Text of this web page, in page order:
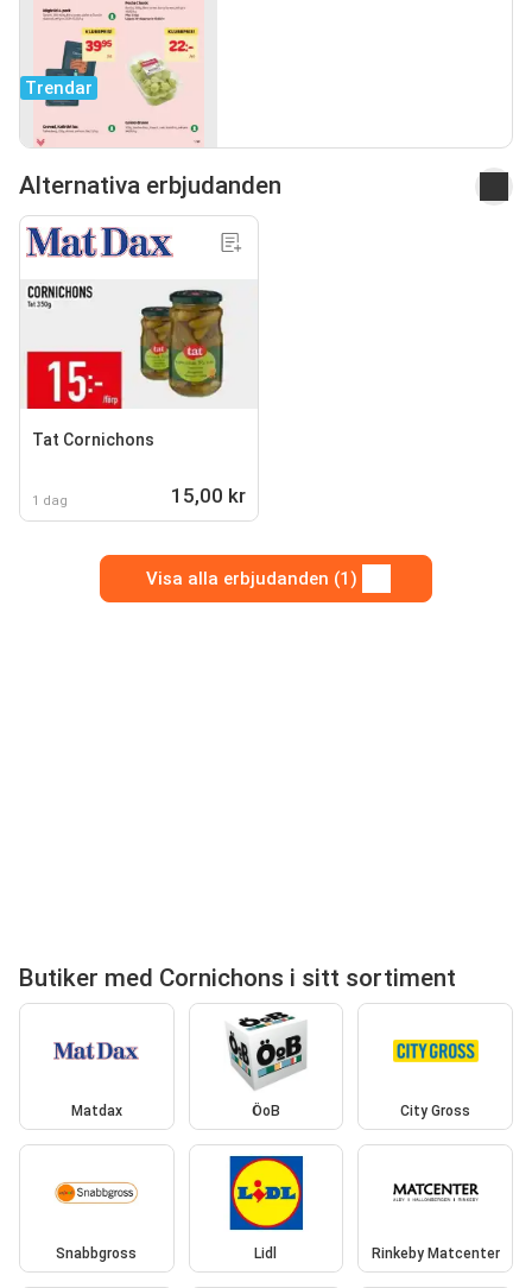
Trendar
Alternativa erbjudanden
Tat Cornichons
1 dag 15,00 kr
Visa alla erbjudanden (1)
Butiker med Cornichons i sitt sortiment
Matdax ÖoB City Gross
Snabbgross Lidl Rinkeby Matcenter